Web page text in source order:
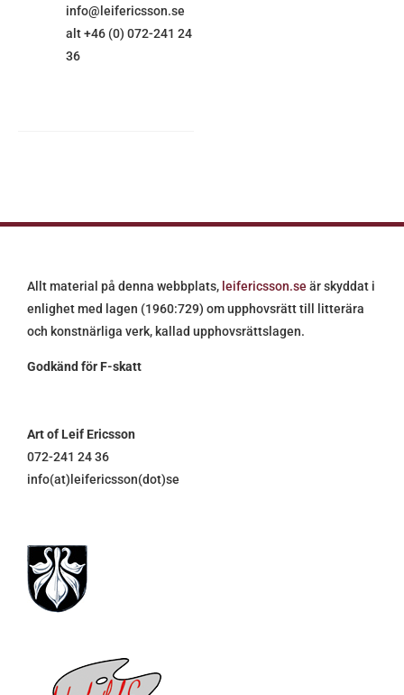
info@leifericsson.se
alt +46 (0) 072-241 24
36
Allt material på denna webbplats, leifericsson.se är skyddat i
enlighet med lagen (1960:729) om upphovsrätt till litterära
och konstnärliga verk, kallad upphovsrättslagen.
Godkänd för F-skatt
Art of Leif Ericsson
072-241 24 36
info(at)leifericsson(dot)se